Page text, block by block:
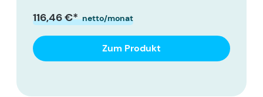
116,46 €* netto/monat
Zum Produkt